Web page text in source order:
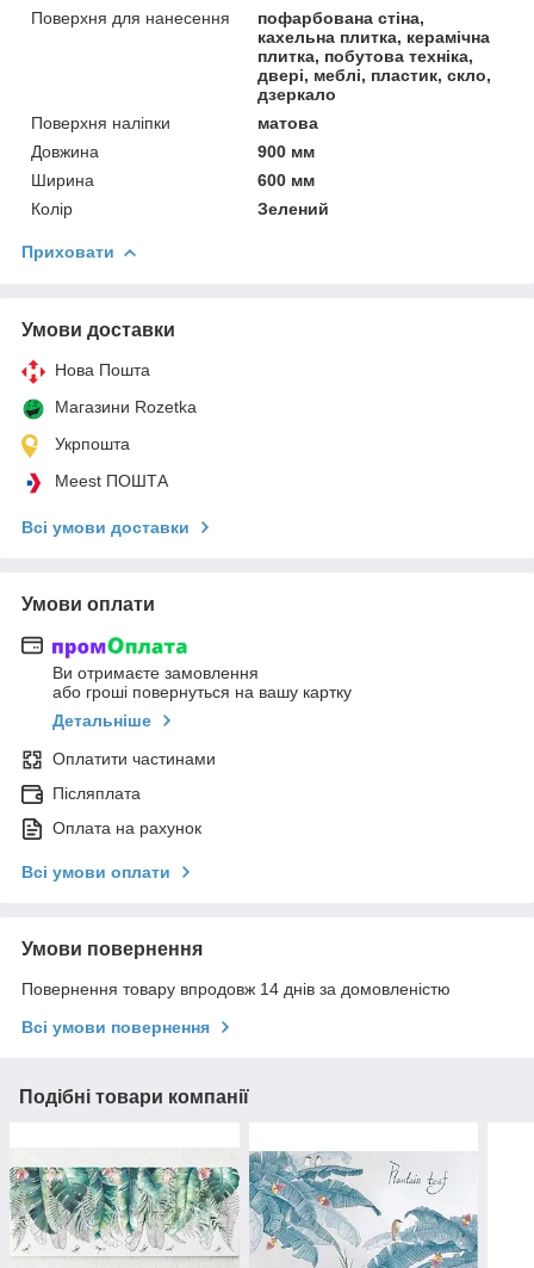
Поверхня для нанесення
пофарбована стіна,
кахельна плитка, керамічна
плитка, побутова техніка,
двері, меблі, пластик, скло,
дзеркало
Поверхня наліпки
матова
Довжина
900 мм
Ширина
600 мм
Колір
Зелений
Приховати
Умови доставки
Нова Пошта
Магазини Rozetka
Укрпошта
Meest ПОШТА
Всі умови доставки
Умови оплати
Ви отримаєте замовлення
або гроші повернуться на вашу картку
Детальніше
Оплатити частинами
Післяплата
Оплата на рахунок
Всі умови оплати
Умови повернення
Повернення товару впродовж 14 днів за домовленістю
Всі умови повернення
Подібні товари компанії